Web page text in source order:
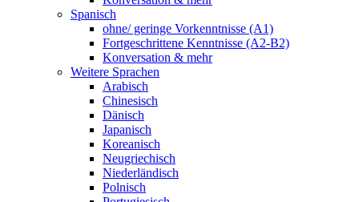
Spanisch
ohne/ geringe Vorkenntnisse (A1)
Fortgeschrittene Kenntnisse (A2-B2)
Konversation & mehr
Weitere Sprachen
Arabisch
Chinesisch
Dänisch
Japanisch
Koreanisch
Neugriechisch
Niederländisch
Polnisch